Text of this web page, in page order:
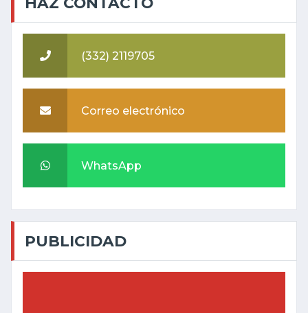
(332) 2119705
Correo electrónico
WhatsApp
PUBLICIDAD